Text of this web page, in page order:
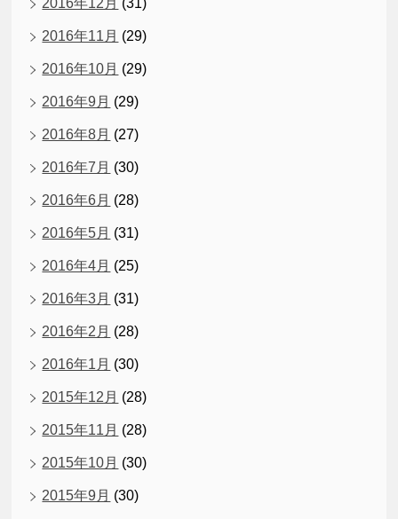
2016年11月 (29)
2016年10月 (29)
2016年9月 (29)
2016年8月 (27)
2016年7月 (30)
2016年6月 (28)
2016年5月 (31)
2016年4月 (25)
2016年3月 (31)
2016年2月 (28)
2016年1月 (30)
2015年12月 (28)
2015年11月 (28)
2015年10月 (30)
2015年9月 (30)